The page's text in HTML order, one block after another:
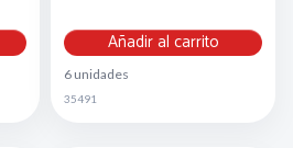
Añadir al carrito
6 unidades
35491